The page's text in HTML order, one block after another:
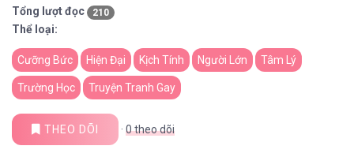
Tổng lượt đọc
210
Thể loại:
Cưỡng Bức Hiện Đại Kịch Tính Người Lớn Tâm Lý
Trường Học Truyện Tranh Gay
THEO DÕI · 0theo dõi